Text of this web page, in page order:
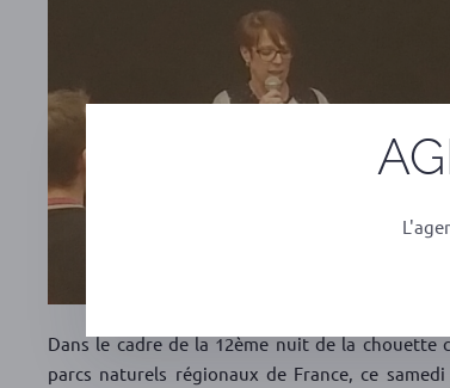
Dans le cadre de la 12ème nuit de la chouette
parcs naturels régionaux de France, ce